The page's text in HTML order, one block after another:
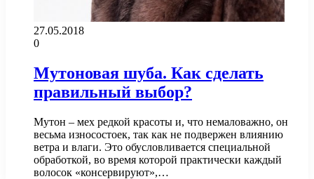
27.05.2018
0
Мутоновая шуба. Как сделать
правильный выбор?
Мутон – мех редкой красоты и, что немаловажно, он
весьма износостоек, так как не подвержен влиянию
ветра и влаги. Это обусловливается специальной
обработкой, во время которой практически каждый
волосок «консервируют»,…